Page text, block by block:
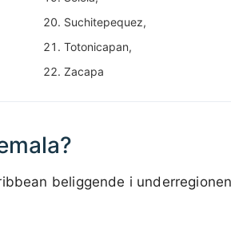
Suchitepequez,
Totonicapan,
Zacapa
beliggende i